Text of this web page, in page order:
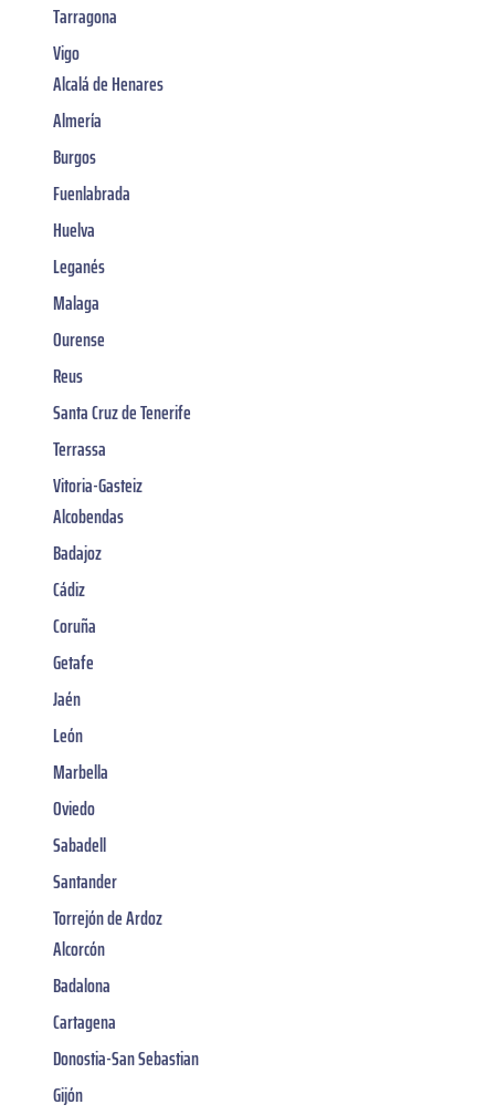
Tarragona
Vigo
Alcalá de Henares
Almería
Burgos
Fuenlabrada
Huelva
Leganés
Malaga
Ourense
Reus
Santa Cruz de Tenerife
Terrassa
Vitoria-Gasteiz
Alcobendas
Badajoz
Cádiz
Coruña
Getafe
Jaén
León
Marbella
Oviedo
Sabadell
Santander
Torrejón de Ardoz
Alcorcón
Badalona
Cartagena
Donostia-San Sebastian
Gijón